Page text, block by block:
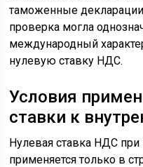
таможенные
проверка могла
международный
нулевую ставку НДС.
Условия
ставки к
Нулевая ставка НДС при
применяется только в